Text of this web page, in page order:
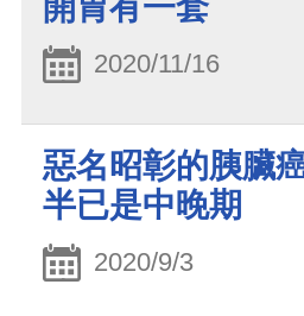
2020/11/16
惡名昭彰的胰臟
半已是中晚期
2020/9/3